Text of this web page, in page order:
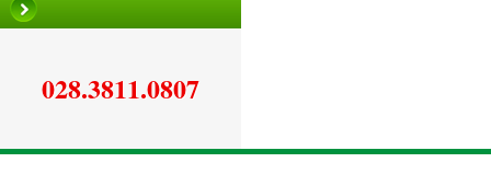
028.3811.0807